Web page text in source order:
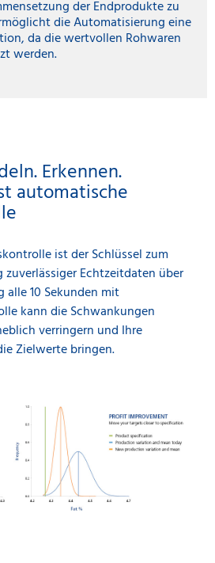
der Endprodukte zu
die Automatisierung eine
da die wertvollen Rohwaren
werden.
Erkennen.
automatische
ist der Schlüssel zum
zuverlässiger Echtzeitdaten über
alle 10 Sekunden mit
kann die Schwankungen
verringern und Ihre
Zielwerte bringen.